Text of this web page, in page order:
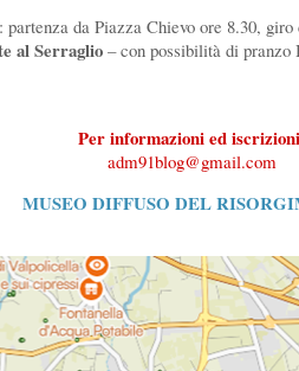
: partenza da Piazza Chievo ore 8.30,
al Serraglio– con possibilità di
Per informazioni ed
adm91blog@gmail.com
MUSEO DIFFUSO DEL